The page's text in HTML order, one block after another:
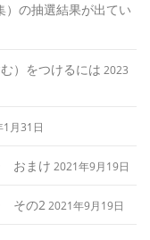
の抽選結果が出てい
）をつけるには 2023
月31日
おまけ 2021年9月19日
その22021年9月19日